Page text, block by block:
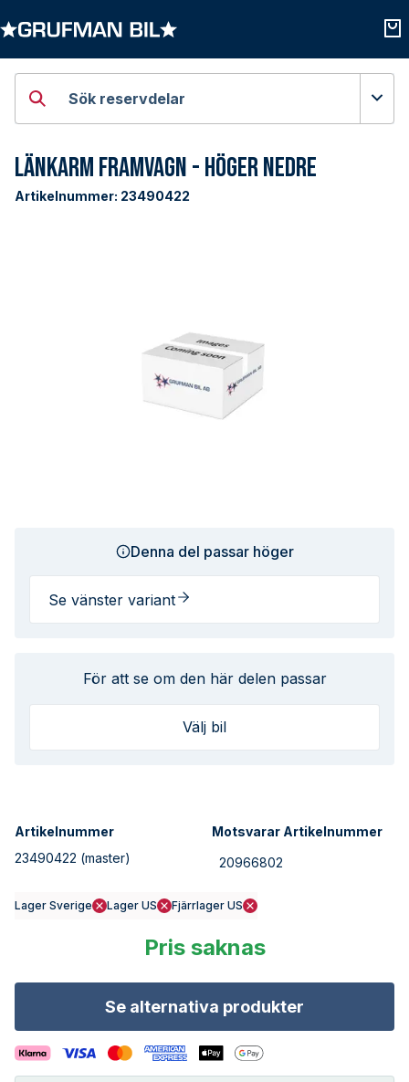
Sök reservdelar
Länkarm Framvagn - Höger Nedre
Artikelnummer: 23490422
Denna del passar höger
Se vänster variant
För att se om den här delen passar
Välj bil
Artikelnummer
23490422 (master)
Motsvarar Artikelnummer
20966802
Lager Sverige Lager US Fjärrlager US
Pris saknas
Se alternativa produkter